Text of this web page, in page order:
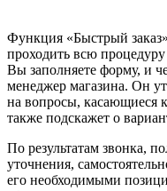
Функция «Быстрый
проходить всю процедуру
Вы заполняете форму, и
менеджер магазина. Он
на вопросы, касающиеся
также подскажет о
По результатам звонка,
уточнения,
его необходимыми